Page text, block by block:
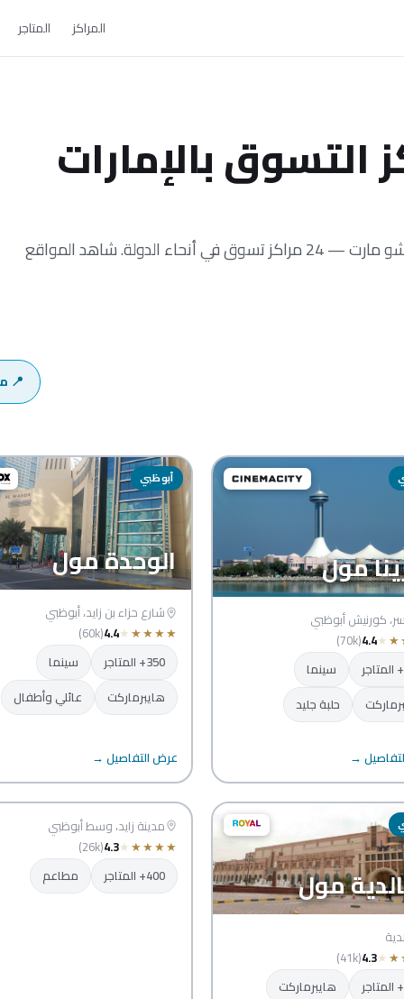
المراكز المتاجر
بالإمارات
اعثر على كل مركز تسوق في الإمارات يضم متجر شو مارت — 24 مراكز تسوق في أنحاء الدولة. شاهد المواقع
📍
مول
كورنيش أبوظبي
★
★
4.4
(70k)
سينما
حلبة جليد
→
أبوظبي
الوحدة مول
شارع حزاء بن زايد، أبوظبي
★
★
★
★
★
4.4
(60k)
350+ المتاجر
سينما
هايبرماركت
عائلي وأطفال
عرض التفاصيل →
مول
★
★
4.3
(41k)
هايبرماركت
أبوظبي
مركز مدينة زايد
للتسوق والذهب
مدينة زايد، وسط أبوظبي
★
★
★
★
★
4.3
(26k)
400+ المتاجر
مطاعم